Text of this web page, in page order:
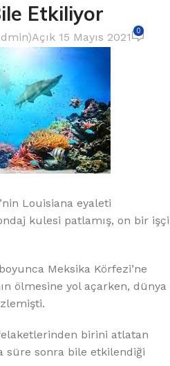
Etkiliyor
Açık 15 Mayıs 2021 0
Louisiana eyaleti
kulesi patlamış, on bir işçi
Meksika Körfezi’ne
ölmesine yol açarken, dünya
birini atlatan
süre sonra bile etkilendiği